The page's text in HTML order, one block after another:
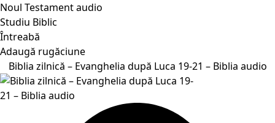
Noul Testament audio
Studiu Biblic
Întreabă
Adaugă rugăciune
Biblia zilnică – Evanghelia după Luca 19-21 – Biblia audio